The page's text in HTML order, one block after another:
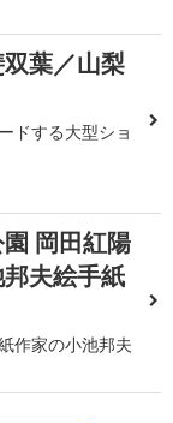
葉／山梨
ドする大型ショ
岡田紅陽
夫絵手紙
作家の小池邦夫